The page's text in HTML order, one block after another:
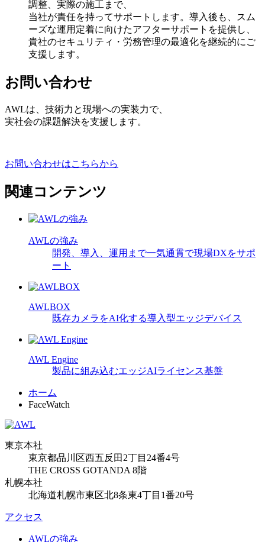
調整、実際の施工まで、
当社が責任を持ってサポートします。導入後も、スム
ーズな運用定着に向けたアフターサポートを提供し、
貴社のセキュリティ・労務管理の最適化を継続的にご
支援します。
お問い合わせ
AWLは、技術力と現場への実装力で、
実社会の課題解決を支援します。
お問い合わせはこちらから
関連コンテンツ
AWLの強み
開発、導入、運用まで一気通貫で現場DXをサポ
ート
AWLBOX
既存カメラをAI化する導入型エッジデバイス
AWL Engine
製品に組み込むエッジAIライセンス基盤
ホーム
FaceWatch
東京本社
東京都品川区西五反田2丁目24番4号
THE CROSS GOTANDA 8階
札幌本社
北海道札幌市東区北8条東4丁目1番20号
アクセス
AWLの強み